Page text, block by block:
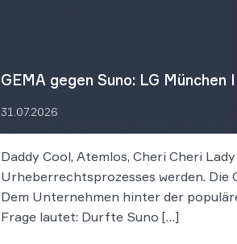
GEMA gegen Suno: LG
31.07.2026
Daddy Cool, Atemlos, Cheri Cheri
Urheberrechtsprozesses werden. Die
Dem Unternehmen hinter der
Frage lautet: Durfte Suno […]